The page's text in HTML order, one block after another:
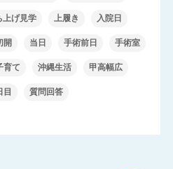
上げ見学 上履き 入院日
開 当日 手術前日 手術室
育て 沖縄生活 甲高幅広
目 質問回答